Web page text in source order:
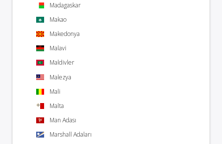
Madagaskar
Makao
Makedonya
Malavi
Maldivler
Malezya
Mali
Malta
Man Adası
Marshall Adaları